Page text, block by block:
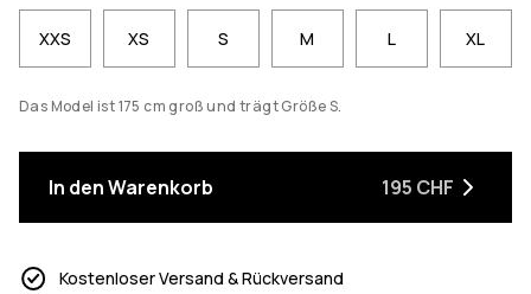
XXS XS S M L XL
Das Model ist 175 cm groß und trägt Größe S.
In den Warenkorb 195 CHF
Kostenloser Versand & Rückversand